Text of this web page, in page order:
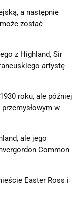
a następnie
zostać
z Highland, Sir
artystę
roku, ale później
w
ale jego
Common
Easter Ross i